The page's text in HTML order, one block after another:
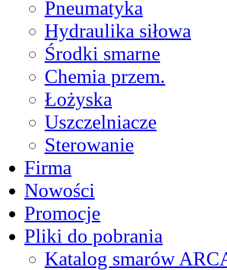
Pneumatyka
Hydraulika siłowa
Środki smarne
Chemia przem.
Łożyska
Uszczelniacze
Sterowanie
Firma
Nowości
Promocje
Pliki do pobrania
Katalog smarów